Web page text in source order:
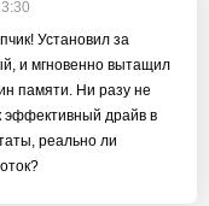
Установил за
и мгновенно вытащил
памяти. Ни разу не
эффективный драйв в
реально ли